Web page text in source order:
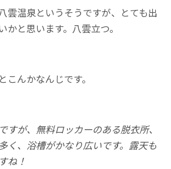
雲温泉というそうですが、とても出
と思います。八雲立つ。
んかなんじです。
すが、無料ロッカーのある脱衣所、
く、浴槽がかなり広いです。露天も
ね！